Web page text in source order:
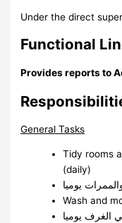
Under the direct
Functional
Provides reports to
General Tasks
Tidy rooms
(daily)
يوميا
Wash and
الغرف يوميا